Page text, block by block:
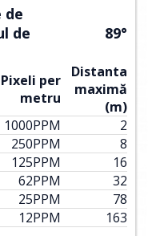
de
de
89°
Pixeli per
metru
Distanta
maximă
(m)
1000PPM
2
250PPM
8
125PPM
16
62PPM
32
25PPM
78
12PPM 163